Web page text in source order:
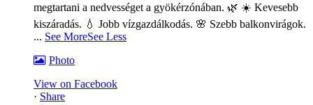
megtartani a nedvességet a gyökérzónában. 🌿 ☀️ Kevesebb
kiszáradás. 💧 Jobb vízgazdálkodás. 🌸 Szebb balkonvirágok.
... See MoreSee Less
Photo
View on Facebook
· Share